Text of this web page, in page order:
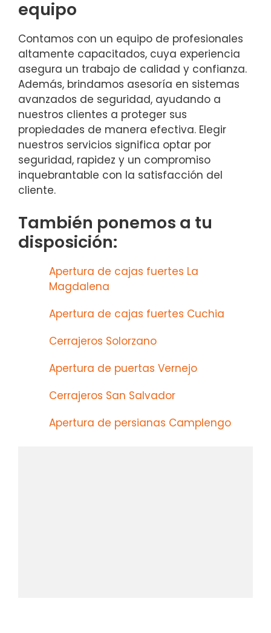
equipo
Contamos con un equipo de profesionales
altamente capacitados, cuya experiencia
asegura un trabajo de calidad y confianza.
Además, brindamos asesoría en sistemas
avanzados de seguridad, ayudando a
nuestros clientes a proteger sus
propiedades de manera efectiva. Elegir
nuestros servicios significa optar por
seguridad, rapidez y un compromiso
inquebrantable con la satisfacción del
cliente.
También ponemos a tu
disposición:
Apertura de cajas fuertes La
Magdalena
Apertura de cajas fuertes Cuchia
Cerrajeros Solorzano
Apertura de puertas Vernejo
Cerrajeros San Salvador
Apertura de persianas Camplengo